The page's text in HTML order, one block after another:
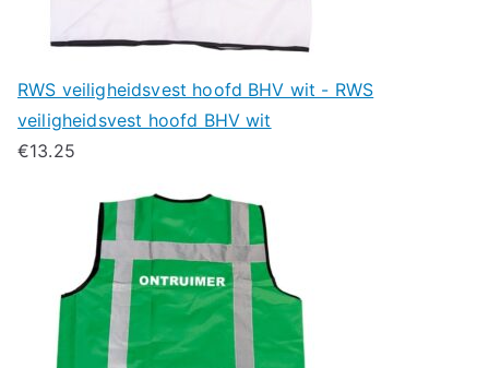
RWS veiligheidsvest hoofd BHV wit - RWS
veiligheidsvest hoofd BHV wit
€13.25